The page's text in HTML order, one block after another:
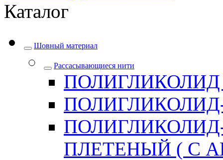
Каталог
Шовный материал
Рассасывающиеся нити
ПЛЕТЕНЫЙ ( С